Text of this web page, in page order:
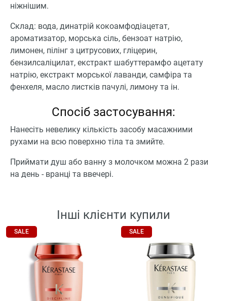
ніжнішим.
Склад: вода, динатрій кокоамфодіацетат,
ароматизатор, морська сіль, бензоат натрію,
лимонен, пілінг з цитрусових, гліцерин,
бензилсаліцилат, екстракт шабуттерамфо ацетату
натрію, екстракт морської лаванди, самфіра та
фенхеля, масло листків пачулі, лимону та ін.
Спосіб застосування:
Нанесіть невелику кількість засобу масажними
рухами на всю поверхню тіла та змийте.
Приймати душ або ванну з молочком можна 2 рази
на день - вранці та ввечері.
Інші клієнти купили
SALE SALE